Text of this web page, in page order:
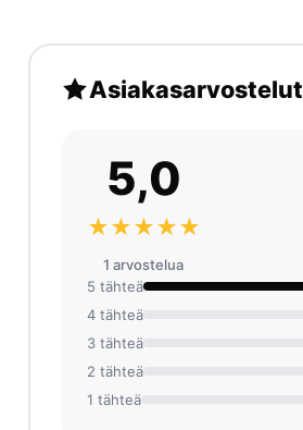
Asiakasarvostelut
5,0
★★★★★
1 arvosteluа
5 tähteä
4 tähteä
3 tähteä
2 tähteä
1 tähteä